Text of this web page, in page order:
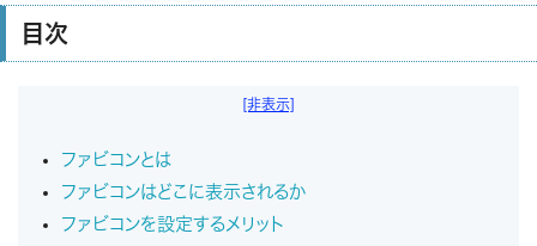
目次
[非表示]
ファビコンとは
ファビコンはどこに表示されるか
ファビコンを設定するメリット